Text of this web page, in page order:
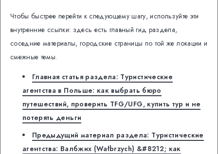
Чтобы быстрее перейти к следующему шагу, используйте эти
внутренние ссылки: здесь есть главный гид раздела,
соседние материалы, городские страницы по той же локации и
смежные темы.
Главная статья раздела: Туристические
агентства в Польше: как выбрать бюро
путешествий, проверить TFG/UFG, купить тур и не
потерять деньги
Предыдущий материал раздела: Туристические
агентства: Валбжих (Wałbrzych) &#8212; как